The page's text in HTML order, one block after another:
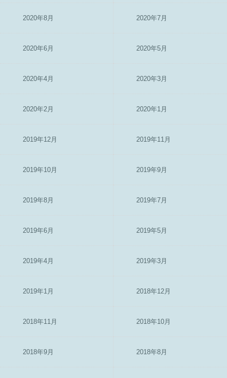
2020年8月 2020年7月
2020年6月 2020年5月
2020年4月 2020年3月
2020年2月 2020年1月
2019年12月 2019年11月
2019年10月 2019年9月
2019年8月 2019年7月
2019年6月 2019年5月
2019年4月 2019年3月
2019年1月 2018年12月
2018年11月 2018年10月
2018年9月 2018年8月